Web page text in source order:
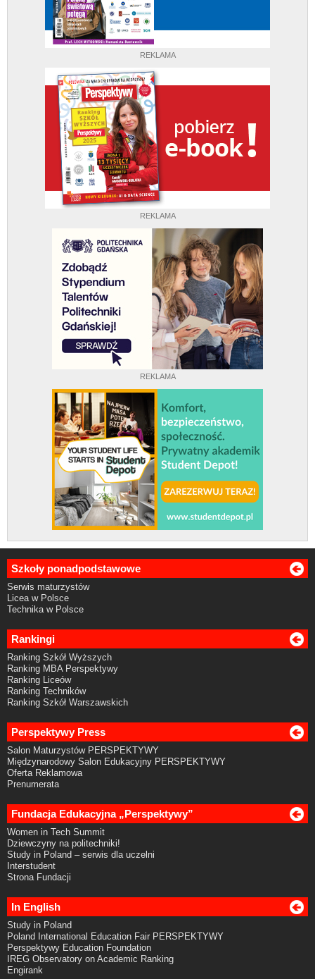
REKLAMA
REKLAMA
REKLAMA
Szkoły ponadpodstawowe
Serwis maturzystów
Licea w Polsce
Technika w Polsce
Rankingi
Ranking Szkół Wyższych
Ranking MBA Perspektywy
Ranking Liceów
Ranking Techników
Ranking Szkół Warszawskich
Perspektywy Press
Salon Maturzystów PERSPEKTYWY
Międzynarodowy Salon Edukacyjny PERSPEKTYWY
Oferta Reklamowa
Prenumerata
Fundacja Edukacyjna „Perspektywy”
Women in Tech Summit
Dziewczyny na politechniki!
Study in Poland – serwis dla uczelni
Interstudent
Strona Fundacji
In English
Study in Poland
Poland International Education Fair PERSPEKTYWY
Perspektywy Education Foundation
IREG Observatory on Academic Ranking
Engirank